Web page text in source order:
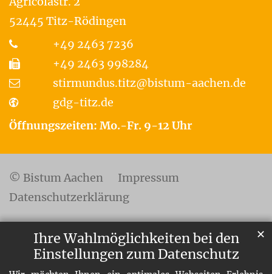
Ihre Wahlmöglichkeiten bei den
Einstellungen zum Datenschutz
✕
52445 Titz-Rödingen
+49 2463 7236
+49 2463 998284
stirmundus.titz@bistum-aachen.de
gdg-titz.de
Öffnungszeiten: Mo.-Fr. 9-12 Uhr
© Bistum Aachen
Impressum
Datenschutzerklärung